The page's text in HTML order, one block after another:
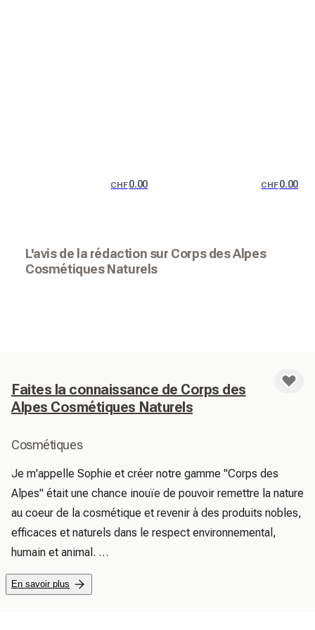
CHF0.00 CHF0.00
L'avis de la rédaction sur Corps des Alpes
Cosmétiques Naturels
Faites la connaissance de Corps des
Alpes Cosmétiques Naturels
Cosmétiques
Je m'appelle Sophie et créer notre gamme "Corps des
Alpes" était une chance inouïe de pouvoir remettre la nature
au coeur de la cosmétique et revenir à des produits nobles,
efficaces et naturels dans le respect environnemental,
humain et animal.
Nous sommes vigilants à la qualité de nos ingrédients issus
de la nature, inoffensifs pour vous et notre environnement.
En savoir plus